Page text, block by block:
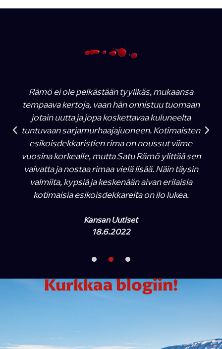
Rämö ei ole pelkästään tyylikäs, mukaansa
tempaava kertoja, vaan hän onnistuu tuomaan
jotain uutta ja jopa koskettavaa kuluneelta
tuntuvaan sarjamurhaajajuoneen. Kotimaisten
esikoisdekkaristien rima on noussut viime
vuosina korkealle, mutta Satu Rämö ylittää sen
vaivatta ja nostaa rimaa vielä lisää. Näin täysin
valmiita, kypsiä ja keskenään aivan erilaisia
kotimaisia esikoisdekkareita on ilo lukea.
Kansan Uutiset
18.6.2022
Kurkkaa blogiin!